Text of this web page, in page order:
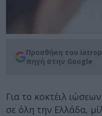
Προσθήκη του
πηγή στην Google
Για το κοκτέιλ
σε όλη την Ελλάδα,